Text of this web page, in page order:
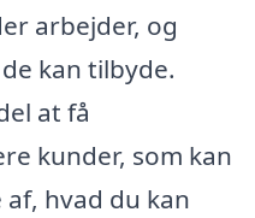
arbejder, og
kan tilbyde.
at få
kunder, som kan
hvad du kan